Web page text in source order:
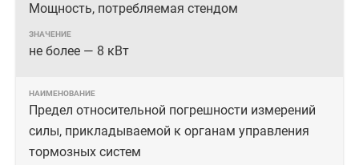
Мощность, потребляемая стендом
не более — 8 кВт
Предел относительной погрешности измерений
силы, прикладываемой к органам управления
тормозных систем